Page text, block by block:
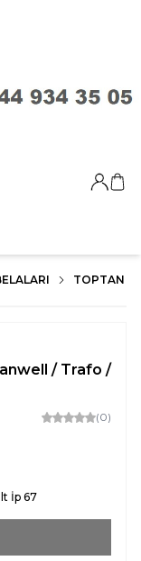
Giriş
TOPTAN
/ Trafo /
(0)
İp 67